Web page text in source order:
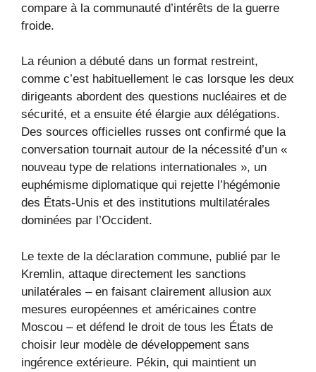
compare à la communauté d’intérêts de la guerre
froide.
La réunion a débuté dans un format restreint,
comme c’est habituellement le cas lorsque les deux
dirigeants abordent des questions nucléaires et de
sécurité, et a ensuite été élargie aux délégations.
Des sources officielles russes ont confirmé que la
conversation tournait autour de la nécessité d’un «
nouveau type de relations internationales », un
euphémisme diplomatique qui rejette l’hégémonie
des États-Unis et des institutions multilatérales
dominées par l’Occident.
Le texte de la déclaration commune, publié par le
Kremlin, attaque directement les sanctions
unilatérales – en faisant clairement allusion aux
mesures européennes et américaines contre
Moscou – et défend le droit de tous les États de
choisir leur modèle de développement sans
ingérence extérieure. Pékin, qui maintient un